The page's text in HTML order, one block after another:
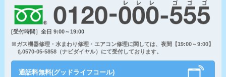
[受付時間］全日 9:00～19:00
※ガス機器修理・水まわり修理・エアコン修理に関しては、夜間【19:00～9:00】
も0570-05-5858（ナビダイヤル）にて受付しております。
通話料無料(グッドライフコール)